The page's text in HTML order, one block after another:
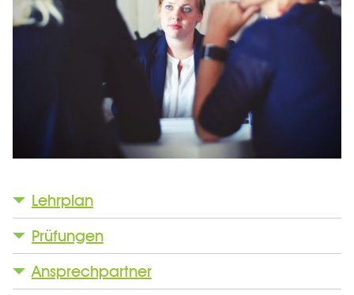
Lehrplan
Prüfungen
Ansprechpartner